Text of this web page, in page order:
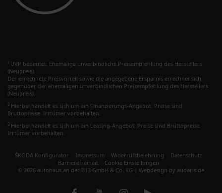
1 UVP bedeutet: Ehemalige unverbindliche Preisempfehlung des Herstellers
(Neupreis).
Der errechnete Preisvorteil sowie die angegebene Ersparnis errechnet sich
gegenüber der ehemaligen unverbindlichen Preisempfehlung des Herstellers
(Neupreis).
2 Hierbei handelt es sich um ein Finanzierungs-Angebot. Preise sind
Bruttopreise. Irrtümer vorbehalten.
3 Hierbei handelt es sich um ein Leasing-Angebot. Preise sind Bruttopreise.
Irrtümer vorbehalten.
ŠKODA Konfigurator Impressum Widerrufsbelehrung
Datenschutz
Barrierefreiheit
Cookie Einstellungen
© 2026 autohaus an der B13 GmbH & Co. KG | Webdesign by audaris.de